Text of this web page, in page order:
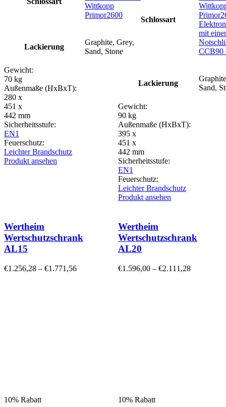
Wittkopp
Primor2600
Lackierung
Graphite, Grey,
Sand, Stone
Gewicht:
70 kg
Außenmaße (HxBxT):
280 x
451 x
442 mm
Sicherheitsstufe:
EN1
Feuerschutz:
Leichter Brandschutz
Produkt ansehen
Schlossart
mit
CCB90
Lackierung
Sand,
Gewicht:
90 kg
Außenmaße (HxBxT):
395 x
451 x
442 mm
Sicherheitsstufe:
EN1
Feuerschutz:
Leichter Brandschutz
Produkt ansehen
Wertheim
Wertschutzschrank
AL15
€1.256,28 – €1.771,56
10% Rabatt
Wertheim
Wertschutzschrank
AL20
€1.596,00 – €2.111,28
10% Rabatt